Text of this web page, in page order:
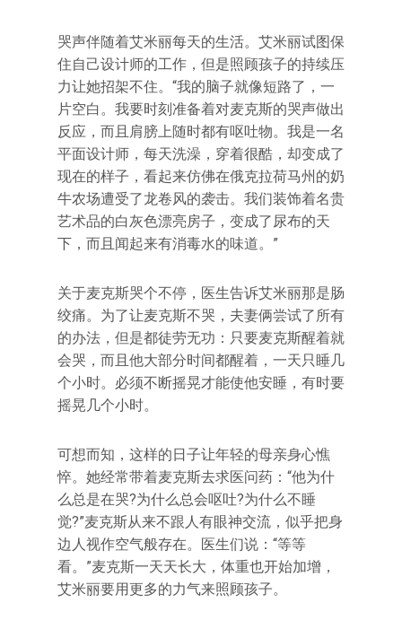
哭声伴随着艾米丽每天的生活。艾米丽试图保
住自己设计师的工作，但是照顾孩子的持续压
力让她招架不住。“我的脑子就像短路了，一
片空白。我要时刻准备着对麦克斯的哭声做出
反应，而且肩膀上随时都有呕吐物。我是一名
平面设计师，每天洗澡，穿着很酷，却变成了
现在的样子，看起来仿佛在俄克拉荷马州的奶
牛农场遭受了龙卷风的袭击。我们装饰着名贵
艺术品的白灰色漂亮房子，变成了尿布的天
下，而且闻起来有消毒水的味道。”
关于麦克斯哭个不停，医生告诉艾米丽那是肠
绞痛。为了让麦克斯不哭，夫妻俩尝试了所有
的办法，但是都徒劳无功：只要麦克斯醒着就
会哭，而且他大部分时间都醒着，一天只睡几
个小时。必须不断摇晃才能使他安睡，有时要
摇晃几个小时。
可想而知，这样的日子让年轻的母亲身心憔
悴。她经常带着麦克斯去求医问药：“他为什
么总是在哭?为什么总会呕吐?为什么不睡
觉?”麦克斯从来不跟人有眼神交流，似乎把身
边人视作空气般存在。医生们说：“等等
看。”麦克斯一天天长大，体重也开始加增，
艾米丽要用更多的力气来照顾孩子。